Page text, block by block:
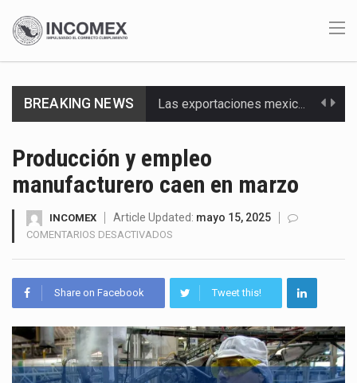
BREAKING NEWS Las exportaciones mexicanas de vehículos ligeros disminuyeron 9.67 % en julio a tasa anual, alcanzando…
Solo el 17.8 % de las empresas en México se considera totalmente preparada para la…
Los créditos fiscales determinados a empresas IMMEX rara vez nacen de una interpretación equivocada de…
La inversión fija bruta en México registró un aumento de 1.1% interanual en mayo de…
Producción y empleo
manufacturero caen en marzo
INCOMEX Article Updated: mayo 15, 2025
COMENTARIOS DESACTIVADOS
EMPLEO
MANUFACTURERO
EN
MARZO
Share on Facebook Tweet this!